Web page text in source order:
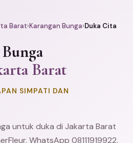
Barat›Karangan Bunga›Duka Cita
Barat
SIMPATI DAN
untuk duka di Jakarta Barat
WhatsApp 08111919922.